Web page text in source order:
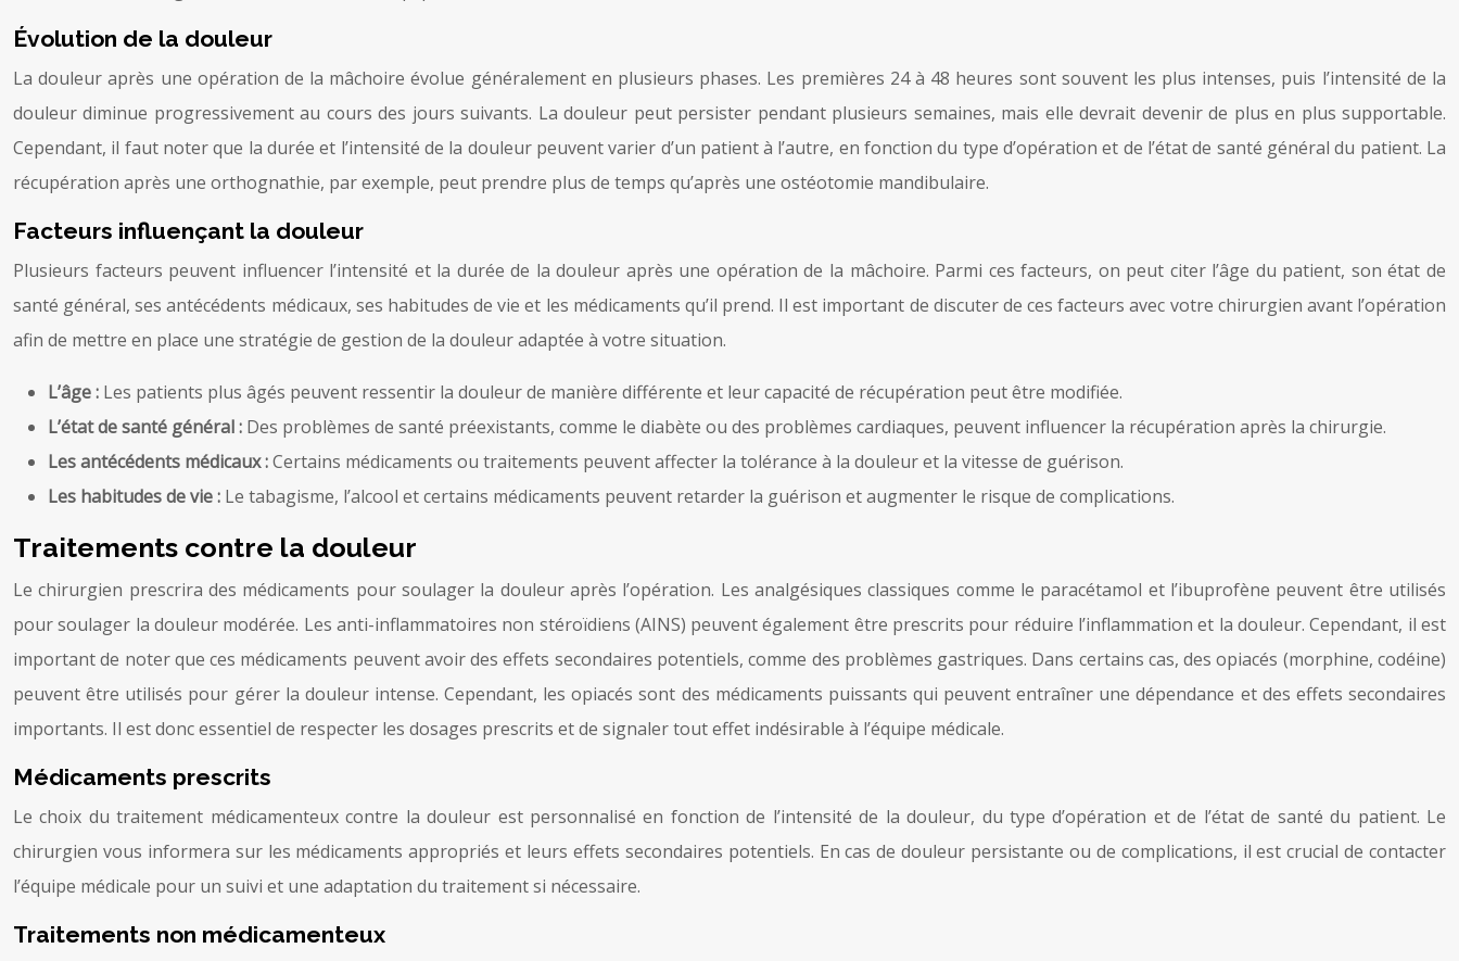
Évolution de la douleur
La douleur après une opération de la mâchoire évolue généralement en plusieurs phases. Les premières 24 à 48 heures sont souvent les plus intenses, puis l’intensité de la
douleur diminue progressivement au cours des jours suivants. La douleur peut persister pendant plusieurs semaines, mais elle devrait devenir de plus en plus supportable.
Cependant, il faut noter que la durée et l’intensité de la douleur peuvent varier d’un patient à l’autre, en fonction du type d’opération et de l’état de santé général du patient. La
récupération après une orthognathie, par exemple, peut prendre plus de temps qu’après une ostéotomie mandibulaire.
Facteurs influençant la douleur
Plusieurs facteurs peuvent influencer l’intensité et la durée de la douleur après une opération de la mâchoire. Parmi ces facteurs, on peut citer l’âge du patient, son état de
santé général, ses antécédents médicaux, ses habitudes de vie et les médicaments qu’il prend. Il est important de discuter de ces facteurs avec votre chirurgien avant l’opération
afin de mettre en place une stratégie de gestion de la douleur adaptée à votre situation.
L’âge : Les patients plus âgés peuvent ressentir la douleur de manière différente et leur capacité de récupération peut être modifiée.
L’état de santé général : Des problèmes de santé préexistants, comme le diabète ou des problèmes cardiaques, peuvent influencer la récupération après la chirurgie.
Les antécédents médicaux :Certains médicaments ou traitements peuvent affecter la tolérance à la douleur et la vitesse de guérison.
Les habitudes de vie : Le tabagisme, l’alcool et certains médicaments peuvent retarder la guérison et augmenter le risque de complications.
Traitements contre la douleur
Le chirurgien prescrira des médicaments pour soulager la douleur après l’opération. Les analgésiques classiques comme le paracétamol et l’ibuprofène peuvent être utilisés
pour soulager la douleur modérée. Les anti-inflammatoires non stéroïdiens (AINS) peuvent également être prescrits pour réduire l’inflammation et la douleur. Cependant, il est
important de noter que ces médicaments peuvent avoir des effets secondaires potentiels, comme des problèmes gastriques. Dans certains cas, des opiacés (morphine, codéine)
peuvent être utilisés pour gérer la douleur intense. Cependant, les opiacés sont des médicaments puissants qui peuvent entraîner une dépendance et des effets secondaires
importants. Il est donc essentiel de respecter les dosages prescrits et de signaler tout effet indésirable à l’équipe médicale.
Médicaments prescrits
Le choix du traitement médicamenteux contre la douleur est personnalisé en fonction de l’intensité de la douleur, du type d’opération et de l’état de santé du patient. Le
chirurgien vous informera sur les médicaments appropriés et leurs effets secondaires potentiels. En cas de douleur persistante ou de complications, il est crucial de contacter
l’équipe médicale pour un suivi et une adaptation du traitement si nécessaire.
Traitements non médicamenteux